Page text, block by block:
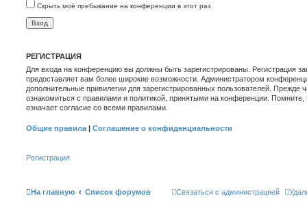
Скрыть моё пребывание на конференции в этот раз
РЕГИСТРАЦИЯ
Для входа на конференцию вы должны быть зарегистрированы. Регистрация
предоставляет вам более широкие возможности. Администратором
дополнительные привилегии для зарегистрированных пользователей. Прежде
ознакомиться с правилами и политикой, принятыми на конференции.
означает согласие со всеми правилами.
Общие правила | Соглашение о конфиденциальности
Регистрация
На главную Список форумов Связаться с администрацией